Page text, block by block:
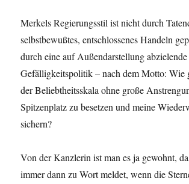
Merkels Regierungsstil ist nicht durch
selbstbewußtes, entschlossenes Handeln
durch eine auf Außendarstellung abzielende
Gefälligkeitspolitik – nach dem Motto: Wie
der Beliebtheitsskala ohne große
Spitzenplatz zu besetzen und meine
sichern?
Von der Kanzlerin ist man es ja gewohnt,
immer dann zu Wort meldet, wenn die